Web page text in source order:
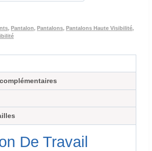
, Pantalon, Pantalons, Pantalons Haute Visibilité,
De Travail